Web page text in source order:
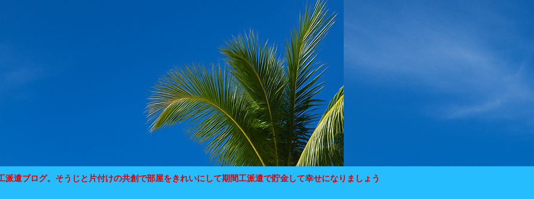
派遣ブログ。そうじと片付けの共創で部屋をきれいにして期間工派遣で貯金して幸せになりましょう